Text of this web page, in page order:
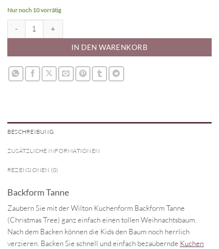
Nur noch 10 vorrätig
Backform Tanne Menge
IN DEN WARENKORB
BESCHREIBUNG
ZUSÄTZLICHE INFORMATIONEN
REZENSIONEN (0)
Backform Tanne
Zaubern Sie mit der Wilton Kuchenform Backform Tanne
(Christmas Tree) ganz einfach einen tollen Weihnachtsbaum.
Nach dem Backen können die Kids den Baum noch herrlich
verzieren. Backen Sie schnell und einfach bezaubernde Kuchen